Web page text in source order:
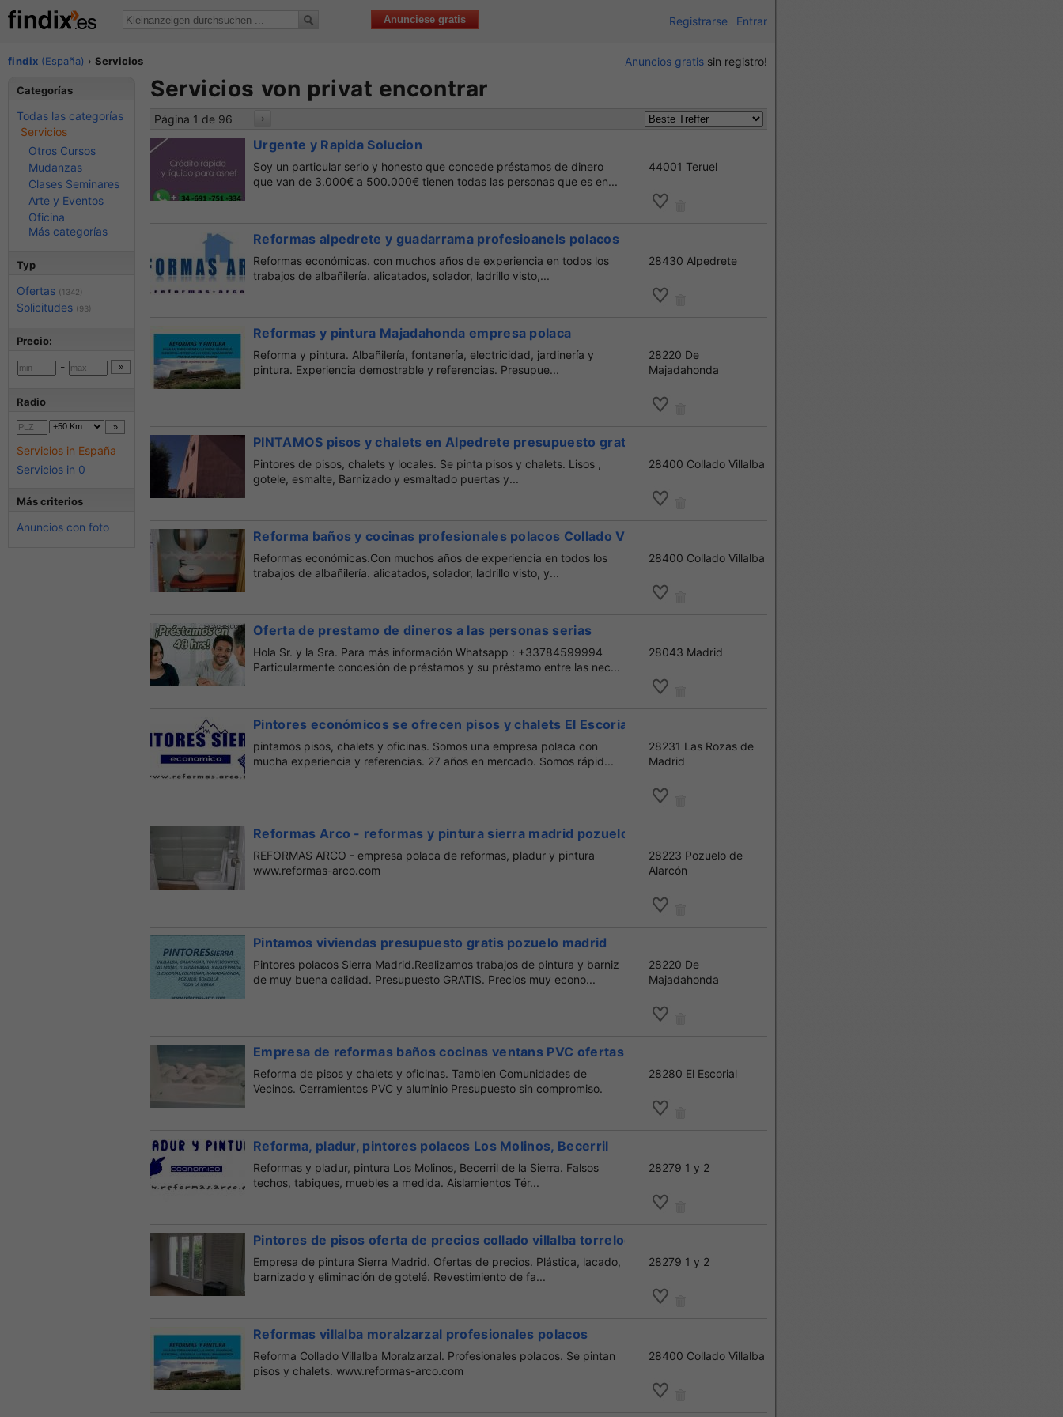
Anunciese gratis Registrarse Entrar
findix (España) ›Servicios Anuncios gratis sin registro!
Servicios von privat encontrar
Página 1 de 96 ›
Urgente y Rapida Solucion
Soy un particular serio y honesto que concede préstamos de dinero
que van de 3.000€ a 500.000€ tienen todas las personas que es en...
44001 Teruel
Reformas alpedrete y guadarrama profesioanels polacos
Reformas económicas. con muchos años de experiencia en todos los
trabajos de albañilería. alicatados, solador, ladrillo visto,...
28430 Alpedrete
Reformas y pintura Majadahonda empresa polaca
Reforma y pintura. Albañilería, fontanería, electricidad, jardinería y
pintura. Experiencia demostrable y referencias. Presupue...
28220 De
Majadahonda
PINTAMOS pisos y chalets en Alpedrete presupuesto gratis
Pintores de pisos, chalets y locales. Se pinta pisos y chalets. Lisos ,
gotele, esmalte, Barnizado y esmaltado puertas y...
28400 Collado Villalba
Reforma baños y cocinas profesionales polacos Collado Villalba
Reformas económicas.Con muchos años de experiencia en todos los
trabajos de albañilería. alicatados, solador, ladrillo visto, y...
28400 Collado Villalba
Oferta de prestamo de dineros a las personas serias
Hola Sr. y la Sra. Para más información Whatsapp : +33784599994
Particularmente concesión de préstamos y su préstamo entre las nec...
28043 Madrid
Pintores económicos se ofrecen pisos y chalets El Escorial
pintamos pisos, chalets y oficinas. Somos una empresa polaca con
mucha experiencia y referencias. 27 años en mercado. Somos rápid...
28231 Las Rozas de
Madrid
Reformas Arco - reformas y pintura sierra madrid pozuelo polacos
REFORMAS ARCO - empresa polaca de reformas, pladur y pintura
www.reformas-arco.com
28223 Pozuelo de
Alarcón
Pintamos viviendas presupuesto gratis pozuelo madrid
Pintores polacos Sierra Madrid.Realizamos trabajos de pintura y barniz
de muy buena calidad. Presupuesto GRATIS. Precios muy econo...
28220 De
Majadahonda
Empresa de reformas baños cocinas ventans PVC ofertas El Escorial
Reforma de pisos y chalets y oficinas. Tambien Comunidades de
Vecinos. Cerramientos PVC y aluminio Presupuesto sin compromiso.
28280 El Escorial
Reforma, pladur, pintores polacos Los Molinos, Becerril
Reformas y pladur, pintura Los Molinos, Becerril de la Sierra. Falsos
techos, tabiques, muebles a medida. Aislamientos Tér...
28279 1 y 2
Pintores de pisos oferta de precios collado villalba torrelodones
Empresa de pintura Sierra Madrid. Ofertas de precios. Plástica, lacado,
barnizado y eliminación de gotelé. Revestimiento de fa...
28279 1 y 2
Reformas villalba moralzarzal profesionales polacos
Reforma Collado Villalba Moralzarzal. Profesionales polacos. Se pintan
pisos y chalets. www.reformas-arco.com
28400 Collado Villalba
Categorías
Todas las categorías
Servicios
Otros Cursos
Mudanzas
Clases Seminares
Arte y Eventos
Oficina
Más categorías
Typ
Ofertas (1342)
Solicitudes (93)
Precio:
-
Radio
Servicios in España
Servicios in 0
Más criterios
Anuncios con foto